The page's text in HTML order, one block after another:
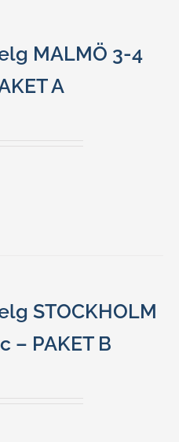
MALMÖ 3-4
A
STOCKHOLM
– PAKET B